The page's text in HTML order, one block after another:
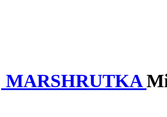
MARSHRUTKA